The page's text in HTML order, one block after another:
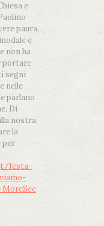
e
paura.
e
non ha
portare
segni
nelle
parlano
Di
nostra
la
per
festa-
MoreSee